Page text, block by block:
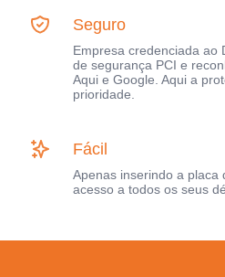
Seguro
Empresa credenciada ao
de segurança PCI e
Aqui e Google. Aqui a
prioridade.
Fácil
Apenas inserindo a placa
acesso a todos os seus